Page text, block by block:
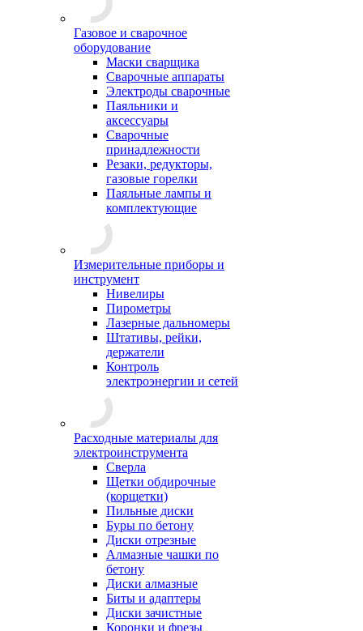
Газовое и сварочное
оборудование
Маски сварщика
Сварочные аппараты
Электроды сварочные
Паяльники и
аксессуары
Сварочные
принадлежности
Резаки, редукторы,
газовые горелки
Паяльные лампы и
комплектующие
Измерительные приборы и
инструмент
Нивелиры
Пирометры
Лазерные дальномеры
Штативы, рейки,
держатели
Контроль
электроэнергии и сетей
Расходные материалы для
электроинструмента
Сверла
Щетки обдирочные
(корщетки)
Пильные диски
Буры по бетону
Диски отрезные
Алмазные чашки по
бетону
Диски алмазные
Биты и адаптеры
Диски зачистные
Коронки и фрезы